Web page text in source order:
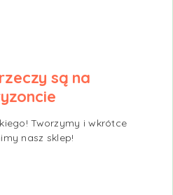
są na
Tworzymy i wkrótce
nasz sklep!